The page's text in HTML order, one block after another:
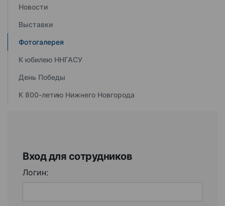
Новости
Выставки
Фотогалерея
К юбилею ННГАСУ
День Победы
К 800-летию Нижнего Новгорода
Вход для сотрудников
Логин: